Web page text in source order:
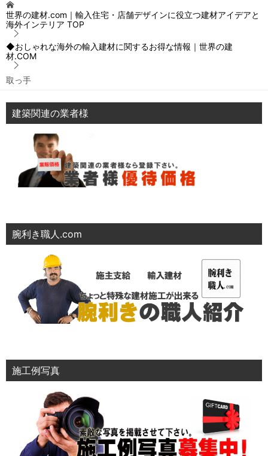
世界の建材.com｜輸入住宅・店舗デザインに役立つ建材アイデアと
海外インテリア TOP
◆おしゃれな海外の輸入建材に関するお得な情報｜世界の建
材.COM
取っ手
建築関連の業者様
腕利き職人.com
施工例写真